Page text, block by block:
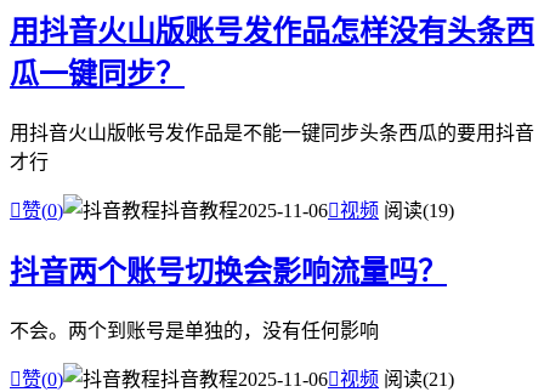
用抖音火山版账号发作品怎样没有头条西
瓜一键同步？
用抖音火山版帐号发作品是不能一键同步头条西瓜的要用抖音
才行
赞(0) 抖音教程2025-11-06视频 阅读(19)
抖音两个账号切换会影响流量吗？
不会。两个到账号是单独的，没有任何影响
赞(0) 抖音教程2025-11-06视频 阅读(21)